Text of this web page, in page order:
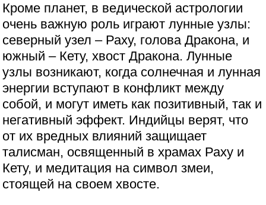
Кроме планет, в ведической астрологии
очень важную роль играют лунные узлы:
северный узел – Раху, голова Дракона, и
южный – Кету, хвост Дракона. Лунные
узлы возникают, когда солнечная и лунная
энергии вступают в конфликт между
собой, и могут иметь как позитивный, так и
негативный эффект. Индийцы верят, что
от их вредных влияний защищает
талисман, освященный в храмах Раху и
Кету, и медитация на символ змеи,
стоящей на своем хвосте.